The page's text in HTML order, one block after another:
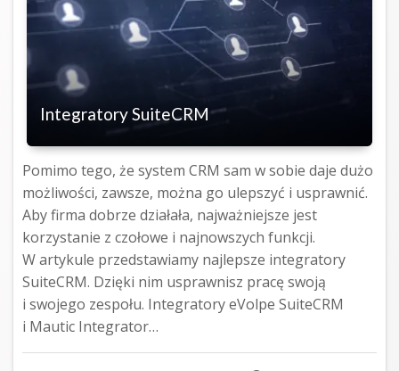
Integratory SuiteCRM
Pomimo tego, że system CRM sam w sobie daje dużo
możliwości, zawsze, można go ulepszyć i usprawnić.
Aby firma dobrze działała, najważniejsze jest
korzystanie z czołowe i najnowszych funkcji.
W artykule przedstawiamy najlepsze integratory
SuiteCRM. Dzięki nim usprawnisz pracę swoją
i swojego zespołu. Integratory eVolpe SuiteCRM
i Mautic Integrator…